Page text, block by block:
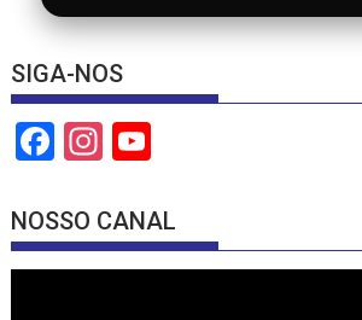
SIGA-NOS
F
e
b
In
a
gr
u
T
NOSSO CANAL